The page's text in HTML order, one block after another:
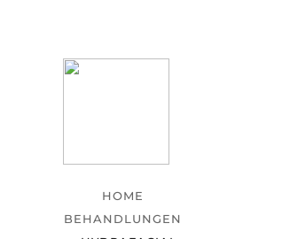
HOME
BEHANDLUNGEN